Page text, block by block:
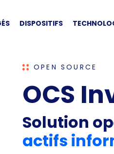
DISPOSITIFS
OPEN SOURCE
OCS
Solution
actifs